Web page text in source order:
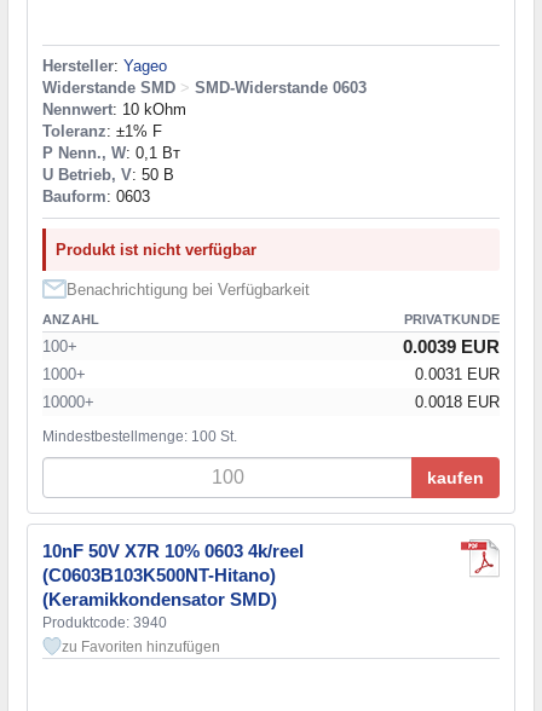
Hersteller: Yageo
Widerstande SMD > SMD-Widerstande 0603
Nennwert: 10 kOhm
Toleranz: ±1% F
P Nenn., W: 0,1 Вт
U Betrieb, V: 50 В
Bauform: 0603
Produkt ist nicht verfügbar
Benachrichtigung bei Verfügbarkeit
ANZAHL PRIVATKUNDE
100+ 0.0039 EUR
1000+
0.0031 EUR
10000+
0.0018 EUR
Mindestbestellmenge: 100 St.
kaufen
10nF 50V X7R 10% 0603 4k/reel
(C0603B103K500NT-Hitano)
(Keramikkondensator SMD)
Produktcode: 3940
zu Favoriten hinzufügen